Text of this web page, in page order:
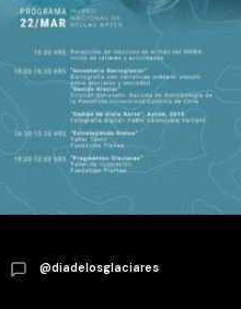
@diadelosglaciares